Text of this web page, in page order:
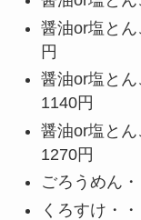
醤油or塩と
円
醤油or塩とん
1140円
醤油or塩とん
1270円
ごろうめん
くろすけ・